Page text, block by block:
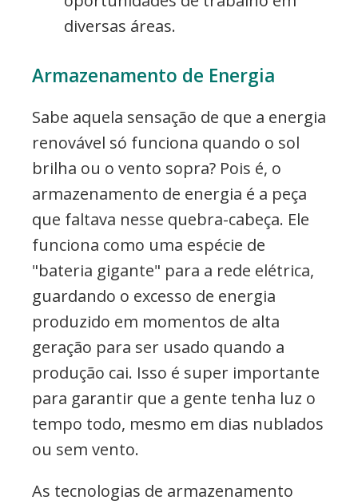
diversas áreas.
Armazenamento de Energia
Sabe aquela sensação de que a energia
renovável só funciona quando o sol
brilha ou o vento sopra? Pois é, o
armazenamento de energia é a peça
que faltava nesse quebra-cabeça. Ele
funciona como uma espécie de
"bateria gigante" para a rede elétrica,
guardando o excesso de energia
produzido em momentos de alta
geração para ser usado quando a
produção cai. Isso é super importante
para garantir que a gente tenha luz o
tempo todo, mesmo em dias nublados
ou sem vento.
As tecnologias de armazenamento